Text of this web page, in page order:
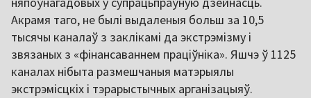
Акрамя таго, не былі выдаленыя больш за 10,5
тысячы каналаў з заклікамі да экстрэмізму і
звязаных з «фінансаваннем праціўніка». Яшчэ ў 1125
каналах нібыта размешчаныя матэрыялы
экстрэмісцкіх і тэрарыстычных арганізацыяў.